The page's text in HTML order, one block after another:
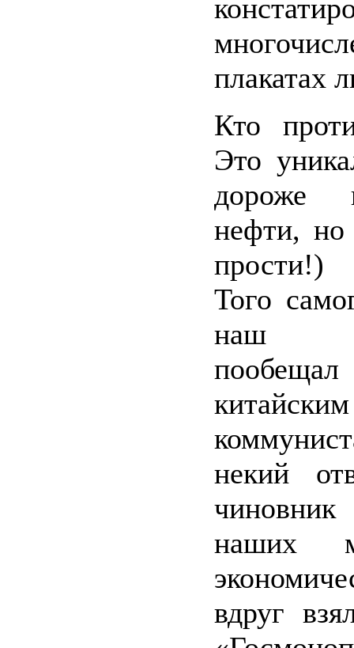
плакатах
Кто
Это
дороже
нефти, но
прости!)
Того
наш
китайским
некий
наших
вдруг